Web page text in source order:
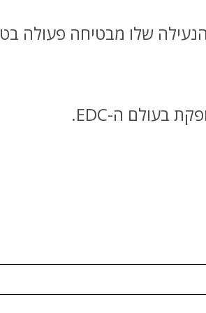
שלו מבטיחה פעולה